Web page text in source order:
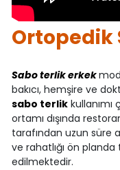
Ortopedik
Sabo terlik erkek
bakıcı, hemşire ve
sabo terlikkullanımı
ortamı dışında
tarafından uzun süre
ve rahatlığı ön
edilmektedir.